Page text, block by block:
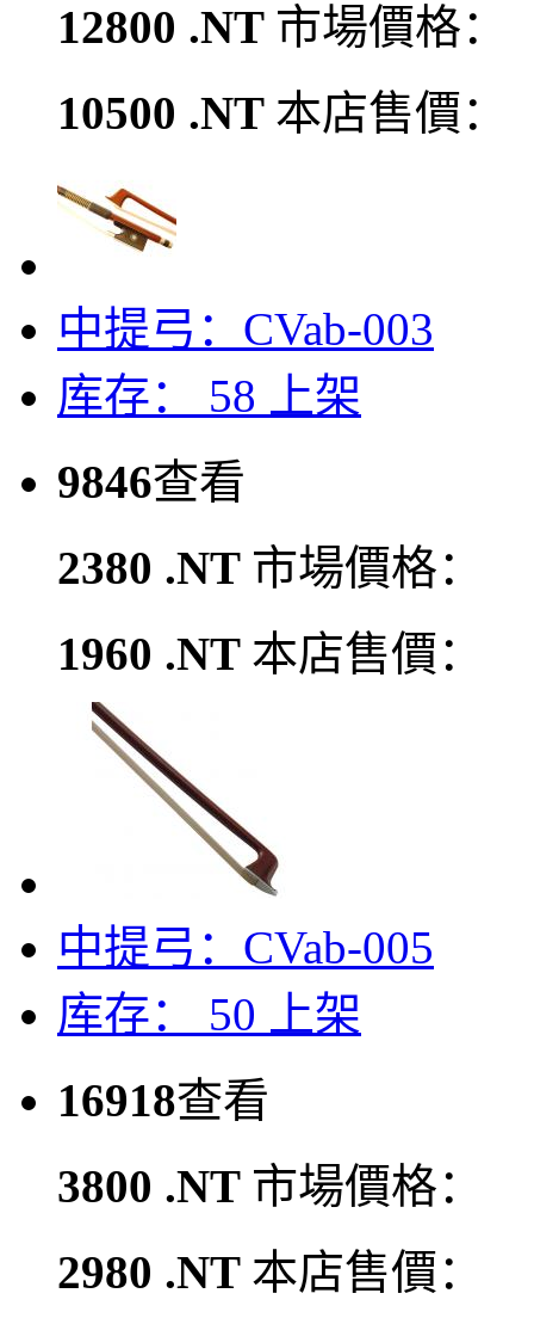
12800 .NT 市場價格：
10500 .NT 本店售價：
中提弓：CVab-003
库存： 58
上架
9846查看
2380 .NT 市場價格：
1960 .NT 本店售價：
中提弓：CVab-005
库存： 50
上架
16918查看
3800 .NT 市場價格：
2980 .NT 本店售價：